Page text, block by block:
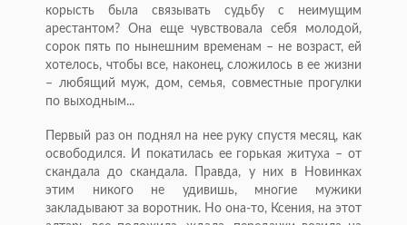
корысть была связывать судьбу с неимущим
арестантом? Она еще чувствовала себя молодой,
сорок пять по нынешним временам – не возраст, ей
хотелось, чтобы все, наконец, сложилось в ее жизни
– любящий муж, дом, семья, совместные прогулки
по выходным...
Первый раз он поднял на нее руку спустя месяц, как
освободился. И покатилась ее горькая житуха – от
скандала до скандала. Правда, у них в Новинках
этим никого не удивишь, многие мужики
закладывают за воротник. Но она-то, Ксения, на этот